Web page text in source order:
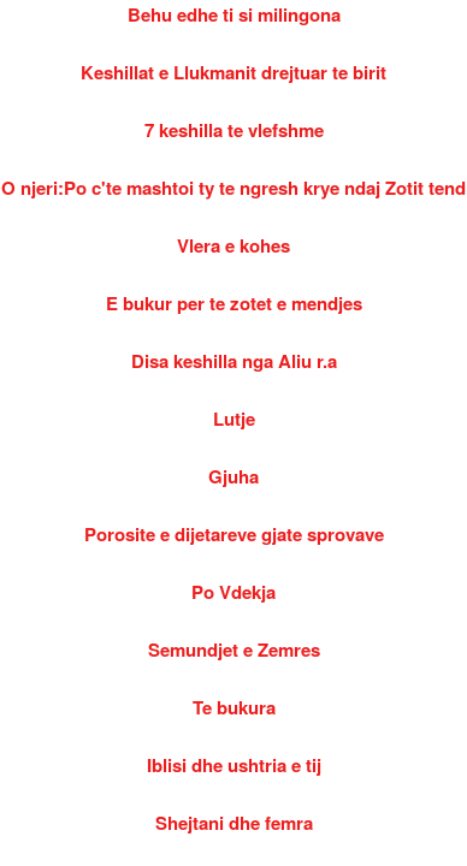
Behu edhe ti si milingona
Keshillat e Llukmanit drejtuar te birit
7 keshilla te vlefshme
O njeri:Po c'te mashtoi ty te ngresh krye ndaj Zotit tend
Vlera e kohes
E bukur per te zotet e mendjes
Disa keshilla nga Aliu r.a
Lutje
Gjuha
Porosite e dijetareve gjate sprovave
Po Vdekja
Semundjet e Zemres
Te bukura
Iblisi dhe ushtria e tij
Shejtani dhe femra